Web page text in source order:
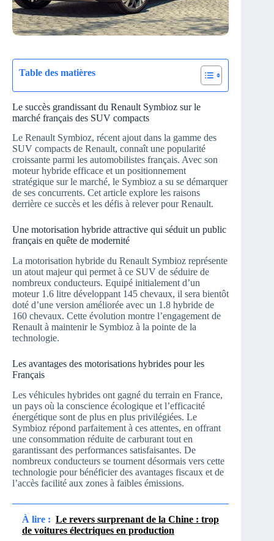
Table des matières
Le succès grandissant du Renault Symbioz sur le
marché français des SUV compacts
Le Renault Symbioz, récent ajout dans la gamme des
SUV compacts de Renault, connaît une popularité
croissante parmi les automobilistes français. Avec son
moteur hybride efficace et un positionnement
stratégique sur le marché, le Symbioz a su se démarquer
de ses concurrents. Cet article explore les raisons
derrière ce succès et les défis à relever pour Renault.
Une motorisation hybride attractive qui séduit un public
français en quête de modernité
La motorisation hybride du Renault Symbioz représente
un atout majeur qui permet à ce SUV de séduire de
nombreux conducteurs. Equipé initialement d’un
moteur 1.6 litre développant 145 chevaux, il sera bientôt
doté d’une version améliorée avec un 1.8 hybride de
160 chevaux. Cette évolution montre l’engagement de
Renault à maintenir le Symbioz à la pointe de la
technologie.
Les avantages des motorisations hybrides pour les
Français
Les véhicules hybrides ont gagné du terrain en France,
un pays où la conscience écologique et l’efficacité
énergétique sont de plus en plus privilégiées. Le
Symbioz répond parfaitement à ces attentes, en offrant
une consommation réduite de carburant tout en
garantissant des performances satisfaisantes. De
nombreux conducteurs se tournent désormais vers cette
technologie pour bénéficier des avantages fiscaux et de
l’accès facilité aux zones à faibles émissions.
À lire : Le revers surprenant de la Chine : trop
de voitures électriques en production